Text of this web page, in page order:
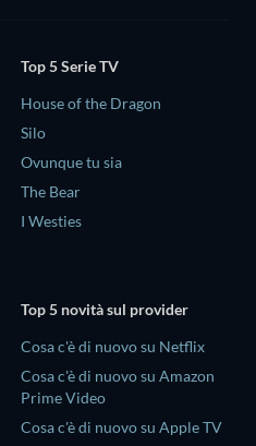
Top 5 Serie TV
House of the Dragon
Silo
Ovunque tu sia
The Bear
I Westies
Top 5 novità sul provider
Cosa c'è di nuovo su Netflix
Cosa c'è di nuovo su Amazon
Prime Video
Cosa c'è di nuovo su Apple TV